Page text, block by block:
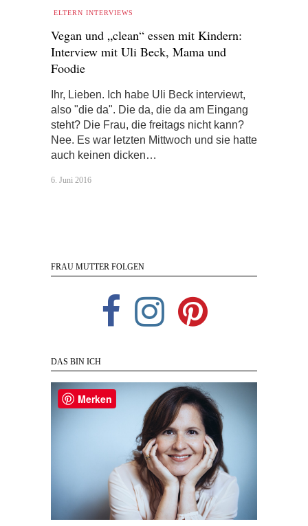
ELTERN INTERVIEWS
Vegan und „clean“ essen mit Kindern:
Interview mit Uli Beck, Mama und
Foodie
Ihr, Lieben. Ich habe Uli Beck interviewt,
also "die da". Die da, die da am Eingang
steht? Die Frau, die freitags nicht kann?
Nee. Es war letzten Mittwoch und sie hatte
auch keinen dicken…
6. Juni 2016
FRAU MUTTER FOLGEN
DAS BIN ICH
Merken